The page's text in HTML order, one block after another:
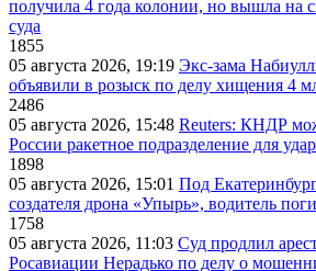
получила 4 года колонии, но вышла на
суда
1855
05 августа 2026, 19:19 Экс-зама
объявили в розыск по делу хищения 4
2486
05 августа 2026, 15:48 Reuters: КНДР
России ракетное подразделение для
1898
05 августа 2026, 15:01 Под
создателя дрона «Упырь», водитель
1758
05 августа 2026, 11:03 Суд продлил
Росавиации Нерадько по делу о